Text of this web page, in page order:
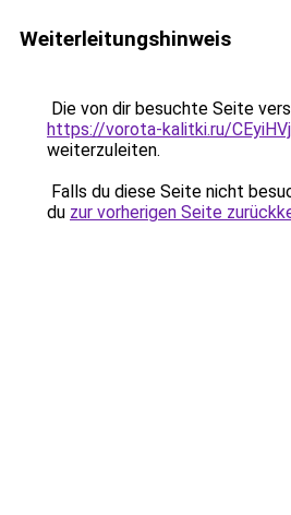
Weiterleitungshinweis
Die von dir besuchte Seite
https://vorota-kalitki.ru/
weiterzuleiten.
Falls du diese Seite nicht
du zur vorherigen Seite